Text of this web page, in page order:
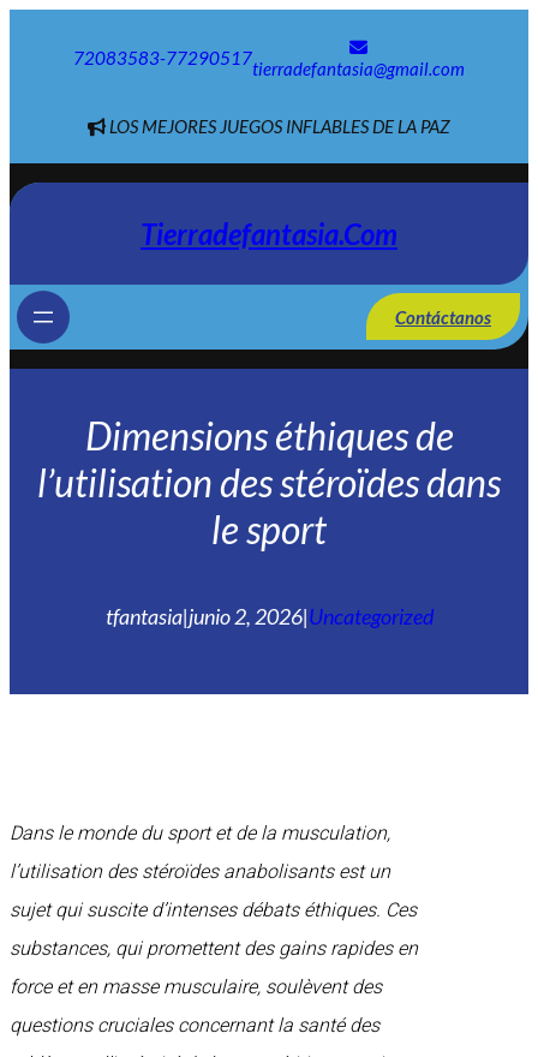
72083583-77290517tierradefantasia@gmail.com
LOS MEJORES JUEGOS INFLABLES DE LA PAZ
Tierradefantasia.com
Contáctanos
Dimensions éthiques de
l’utilisation des stéroïdes dans
le sport
tfantasia|junio 2, 2026|Uncategorized
Dans le monde du sport et de la musculation,
l’utilisation des stéroïdes anabolisants est un
sujet qui suscite d’intenses débats éthiques. Ces
substances, qui promettent des gains rapides en
force et en masse musculaire, soulèvent des
questions cruciales concernant la santé des